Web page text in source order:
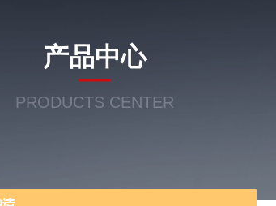
产品中心
PRODUCTS CENTER